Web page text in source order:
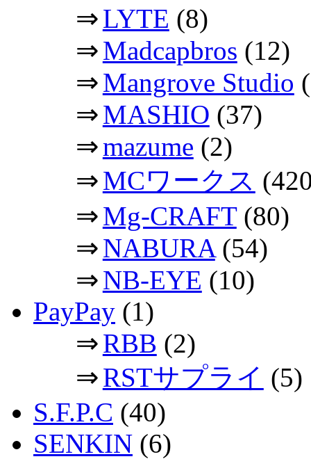
⇒LYTE (8)
⇒Madcapbros (12)
⇒Mangrove Studio
⇒MASHIO (37)
⇒mazume (2)
⇒MCワークス
⇒Mg-CRAFT(80)
⇒NABURA(54)
⇒NB-EYE (10)
PayPay (1)
⇒RBB (2)
⇒RSTサプライ (5)
S.F.P.C (40)
SENKIN (6)